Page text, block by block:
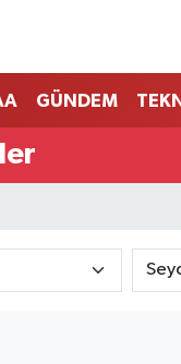
GÜNDEM